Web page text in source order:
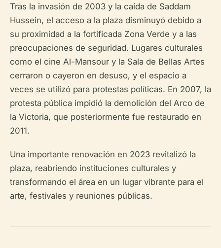
Tras la invasión de 2003 y la caída de Saddam
Hussein, el acceso a la plaza disminuyó debido a
su proximidad a la fortificada Zona Verde y a las
preocupaciones de seguridad. Lugares culturales
como el cine Al-Mansour y la Sala de Bellas Artes
cerraron o cayeron en desuso, y el espacio a
veces se utilizó para protestas políticas. En 2007, la
protesta pública impidió la demolición del Arco de
la Victoria, que posteriormente fue restaurado en
2011.
Una importante renovación en 2023 revitalizó la
plaza, reabriendo instituciones culturales y
transformando el área en un lugar vibrante para el
arte, festivales y reuniones públicas.